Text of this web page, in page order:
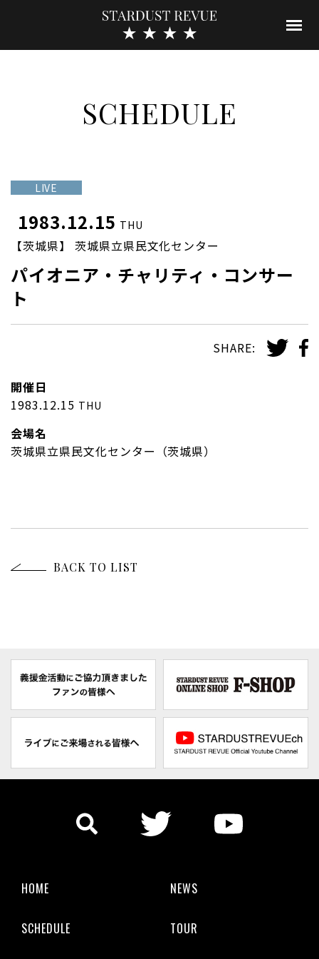
SCHEDULE
LIVE
1983.12.15 THU
【茨城県】 茨城県立県民文化センター
パイオニア・チャリティ・コンサー
ト
SHARE:
開催日
1983.12.15 THU
会場名
茨城県立県民文化センター（茨城県）
BACK TO LIST
HOME NEWS
SCHEDULE TOUR